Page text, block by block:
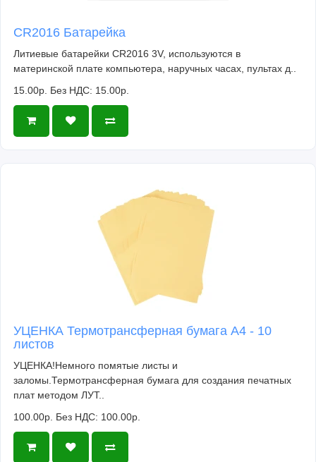
CR2016 Батарейка
Литиевые батарейки CR2016 3V, используются в
материнской плате компьютера, наручных часах, пультах д..
15.00р. Без НДС: 15.00р.
УЦЕНКА Термотрансферная бумага А4 - 10
листов
УЦЕНКА!Немного помятые листы и
заломы.Термотрансферная бумага для создания печатных
плат методом ЛУТ..
100.00р. Без НДС: 100.00р.